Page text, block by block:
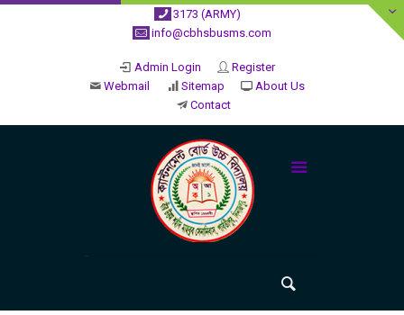
3173 (ARMY)
info@cbhsbusms.com
Admin Login
Register
Webmail
Sitemap
About Us
Contact